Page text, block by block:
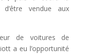
vendue aux
de voitures de
a eu l’opportunité